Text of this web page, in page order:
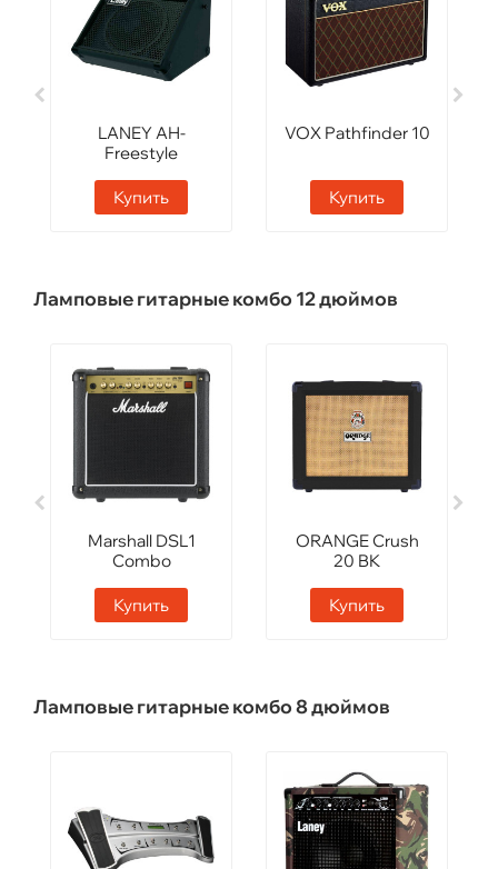
LANEY AH-
Freestyle
Купить
VOX Pathfinder 10
Купить
Ламповые гитарные комбо 12 дюймов
Marshall DSL1
Combo
Купить
ORANGE Crush
20 BK
Купить
Ламповые гитарные комбо 8 дюймов